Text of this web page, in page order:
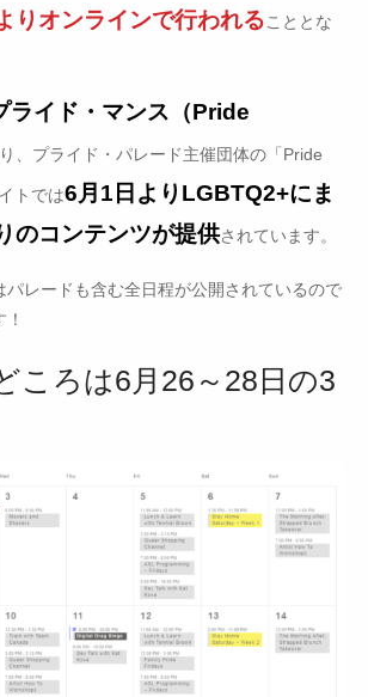
りオンラインで行われることとな
ライド・マンス（Pride
、プライド・パレード主催団体の「Pride
トでは6月1日よりLGBTQ2+にま
のコンテンツが提供されています。
パレードも含む全日程が公開されているので
ころは6月26～28日の3